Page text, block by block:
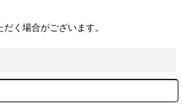
く場合がございます。